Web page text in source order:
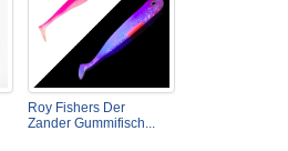
Roy Fishers Der
Zander Gummifisch...